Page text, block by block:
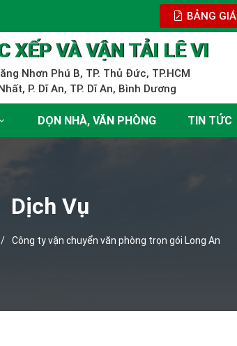
BẢNG GIÁ
XẾP VÀ VẬN TẢI LÊ VI
Nhơn Phú B, TP. Thủ Đức, TP.HCM
P. Dĩ An, TP. Dĩ An, Bình Dương
DỌN NHÀ, VĂN PHÒNG TIN TỨC
Dịch Vụ
/ Công ty vận chuyển văn phòng trọn gói Long An